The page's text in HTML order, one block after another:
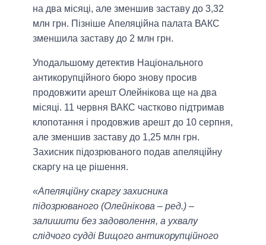
на два місяці, але зменшив заставу до 3,32
млн грн. Пізніше Апеляційна палата ВАКС
зменшила заставу до 2 млн грн.
Уподальшому детектив Національного
антикорупційного бюро знову просив
продовжити арешт Олейнікова ще на два
місяці. 11 червня ВАКС частково підтримав
клопотання і продовжив арешт до 10 серпня,
але зменшив заставу до 1,25 млн грн.
Захисник підозрюваного подав апеляційну
скаргу на це рішення.
«Апеляційну скаргу захисника
підозрюваного (Олейнікова – ред.) –
залишити без задоволення, а ухвалу
слідчого судді Вищого антикорупційного